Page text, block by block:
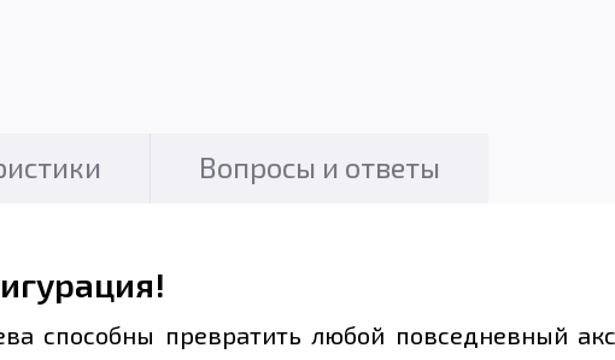
Вопросы и ответы
способны превратить любой повседневный